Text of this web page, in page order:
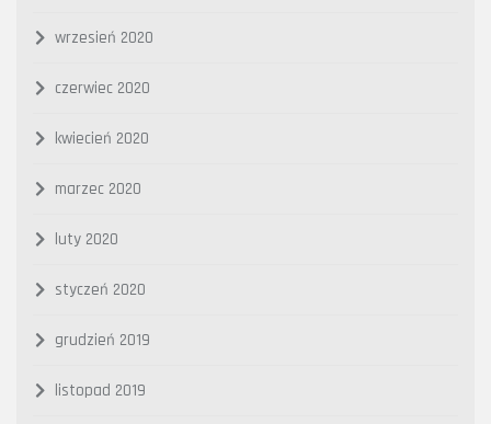
wrzesień 2020
czerwiec 2020
kwiecień 2020
marzec 2020
luty 2020
styczeń 2020
grudzień 2019
listopad 2019